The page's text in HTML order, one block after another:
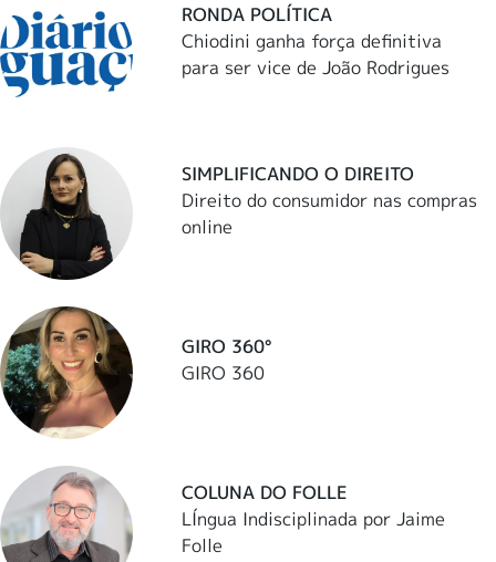
RONDA POLÍTICA
Chiodini ganha força definitiva
para ser vice de João Rodrigues
SIMPLIFICANDO O DIREITO
Direito do consumidor nas compras
online
GIRO 360°
GIRO 360
COLUNA DO FOLLE
LÍngua Indisciplinada por Jaime
Folle